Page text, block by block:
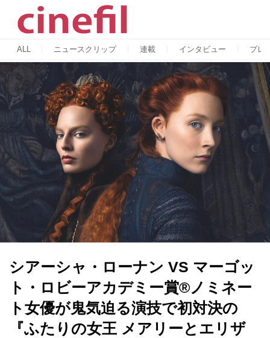
ALL ニュースクリップ 連載 インタビュー プレ
シアーシャ・ローナン VS マーゴッ
ト・ロビーアカデミー賞®ノミネー
ト女優が鬼気迫る演技で初対決の
『ふたりの女王 メアリーとエリザ